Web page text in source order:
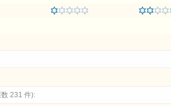
231 件):